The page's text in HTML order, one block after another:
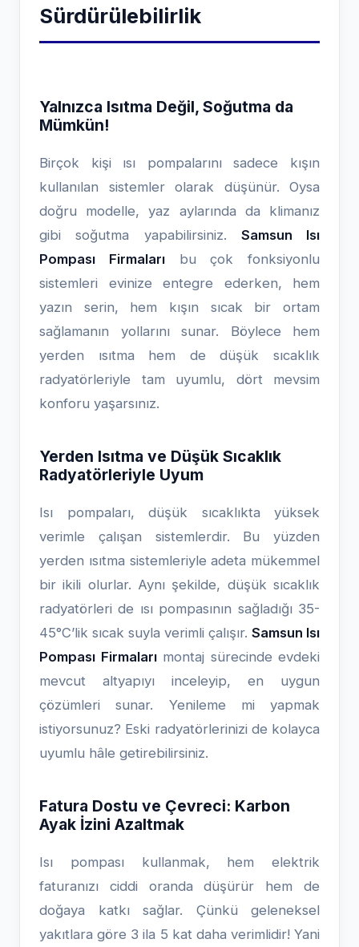
Sürdürülebilirlik
Yalnızca Isıtma Değil, Soğutma da
Mümkün!
Birçok kişi ısı pompalarını sadece kışın
kullanılan sistemler olarak düşünür. Oysa
doğru modelle, yaz aylarında da klimanız
gibi soğutma yapabilirsiniz. Samsun Isı
Pompası Firmalarıbu çok fonksiyonlu
sistemleri evinize entegre ederken, hem
yazın serin, hem kışın sıcak bir ortam
sağlamanın yollarını sunar. Böylece hem
yerden ısıtma hem de düşük sıcaklık
radyatörleriyle tam uyumlu, dört mevsim
konforu yaşarsınız.
Yerden Isıtma ve Düşük Sıcaklık
Radyatörleriyle Uyum
Isı pompaları, düşük sıcaklıkta yüksek
verimle çalışan sistemlerdir. Bu yüzden
yerden ısıtma sistemleriyle adeta mükemmel
bir ikili olurlar. Aynı şekilde, düşük sıcaklık
radyatörleri de ısı pompasının sağladığı 35-
45°C’lik sıcak suyla verimli çalışır. Samsun Isı
Pompası Firmalarımontaj sürecinde evdeki
mevcut altyapıyı inceleyip, en uygun
çözümleri sunar. Yenileme mi yapmak
istiyorsunuz? Eski radyatörlerinizi de kolayca
uyumlu hâle getirebilirsiniz.
Fatura Dostu ve Çevreci: Karbon
Ayak İzini Azaltmak
Isı pompası kullanmak, hem elektrik
faturanızı ciddi oranda düşürür hem de
doğaya katkı sağlar. Çünkü geleneksel
yakıtlara göre 3 ila 5 kat daha verimlidir! Yani